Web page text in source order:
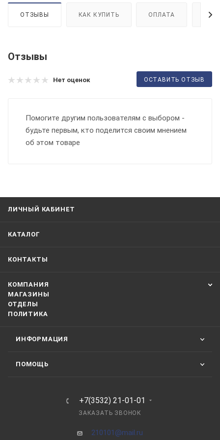
ОТЗЫВЫ КАК КУПИТЬ ОПЛАТА
Отзывы
Нет оценок ОСТАВИТЬ ОТЗЫВ
Помогите другим пользователям с выбором -
будьте первым, кто поделится своим мнением
об этом товаре
ЛИЧНЫЙ КАБИНЕТ
КАТАЛОГ
КОНТАКТЫ
КОМПАНИЯ
МАГАЗИНЫ
ОТДЕЛЫ
ПОЛИТИКА
ИНФОРМАЦИЯ
ПОМОЩЬ
+7(3532) 21-01-01
ЗАКАЗАТЬ ЗВОНОК
210101@mail.ru